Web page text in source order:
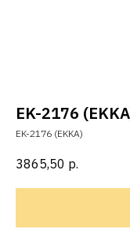
EK-2176
EK-2176 (EKKA)
3865,50 р.